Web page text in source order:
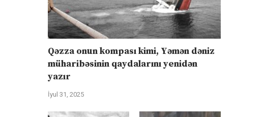
Qəzza onun kompası kimi, Yəmən dəniz
müharibəsinin qaydalarını yenidən
yazır
İyul 31, 2025